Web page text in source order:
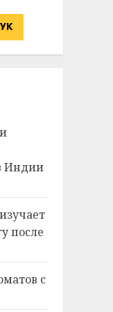
с
так как
спроса
Индии
после
с